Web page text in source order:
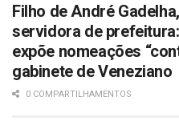
Filho de André
servidora de
expõe nomeações
gabinete de Veneziano
0 COMPARTILHAMENTOS